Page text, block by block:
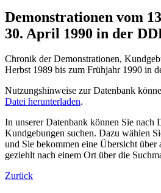
Demonstrationen vom
30. April 1990 in der
Chronik der Demonstrationen,
Herbst 1989 bis zum Frühjahr 1990 in
Nutzungshinweise zur Datenbank
Datei herunterladen.
In unserer Datenbank können Sie nach
Kundgebungen suchen. Dazu wählen
und Sie bekommen eine Übersicht über
geziehlt nach einem Ort über die
Zurück